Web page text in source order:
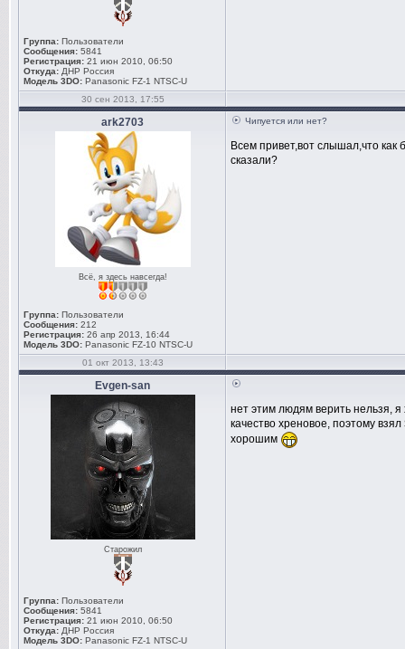
Группа: Пользователи
Сообщения: 5841
Регистрация: 21 июн 2010, 06:50
Откуда: ДНР Россия
Модель 3DO: Panasonic FZ-1 NTSC-U
30 сен 2013, 17:55
ark2703
Всё, я здесь навсегда!
Группа: Пользователи
Сообщения: 212
Регистрация: 26 апр 2013, 16:44
Модель 3DO: Panasonic FZ-10 NTSC-U
Чипуется или нет?
Всем привет,вот слышал,что
сказали?
01 окт 2013, 13:43
Evgen-san
Старожил
Группа: Пользователи
Сообщения: 5841
Регистрация: 21 июн 2010, 06:50
Откуда: ДНР Россия
Модель 3DO: Panasonic FZ-1 NTSC-U
нет этим людям верить нельзя, я
качество хреновое, поэтому взял
хорошим